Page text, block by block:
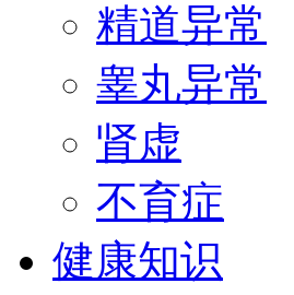
精道异常
睾丸异常
肾虚
不育症
健康知识